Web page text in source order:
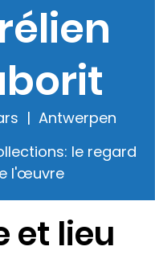
  |
Antwerpen
le regard
l'œuvre
et lieu